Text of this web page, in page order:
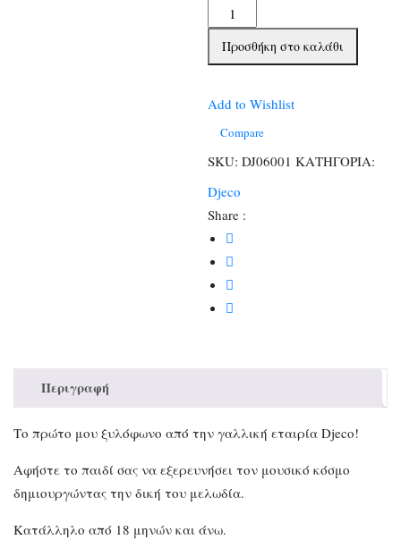
Djeco
Ξυλόφωνο
ψαράκι
Προσθήκη στο καλάθι
Add to Wishlist
Compare
SKU: DJ06001 ΚΑΤΗΓΟΡΙΑ:
Djeco
Share :
Περιγραφή
Το πρώτο μου ξυλόφωνο από την γαλλική εταιρία Djeco!
Αφήστε το παιδί σας να εξερευνήσει τον μουσικό κόσμο
δημιουργώντας την δική του μελωδία.
Κατάλληλο από 18 μηνών και άνω.